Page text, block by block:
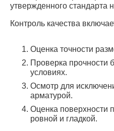
утвержденного стандарта
Контроль качества
Оценка точности
Проверка прочности
условиях.
Осмотр для
арматурой.
Оценка поверхности
ровной и гладкой.